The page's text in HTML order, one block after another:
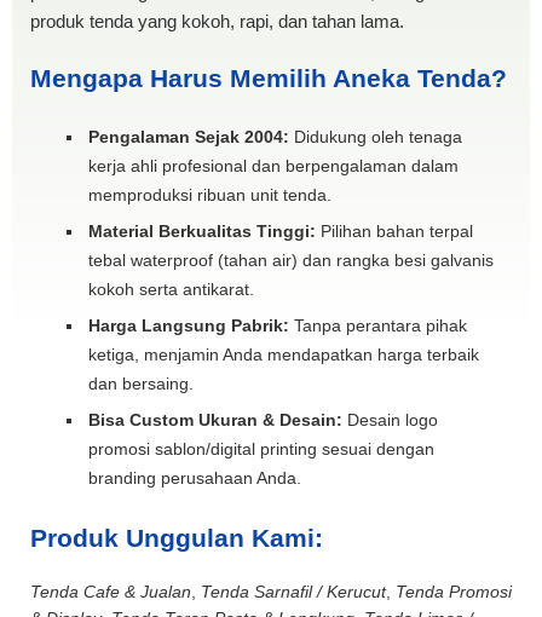
produk tenda yang kokoh, rapi, dan tahan lama.
Mengapa Harus Memilih Aneka Tenda?
Pengalaman Sejak 2004: Didukung oleh tenaga
kerja ahli profesional dan berpengalaman dalam
memproduksi ribuan unit tenda.
Material Berkualitas Tinggi: Pilihan bahan terpal
tebal waterproof (tahan air) dan rangka besi galvanis
kokoh serta antikarat.
Harga Langsung Pabrik: Tanpa perantara pihak
ketiga, menjamin Anda mendapatkan harga terbaik
dan bersaing.
Bisa Custom Ukuran & Desain: Desain logo
promosi sablon/digital printing sesuai dengan
branding perusahaan Anda.
Produk Unggulan Kami:
Tenda Cafe & Jualan Tenda Sarnafil / Kerucut, Tenda Promosi